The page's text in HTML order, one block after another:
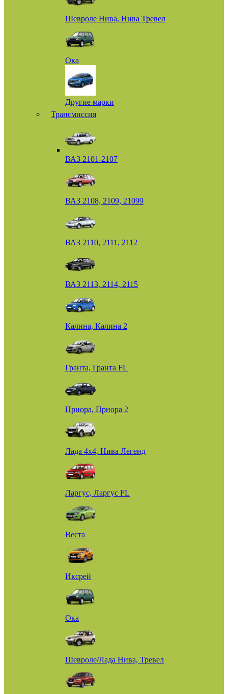
Шевроле Нива, Нива Тревел
Ока
Другие марки
Трансмиссия
ВАЗ 2101-2107
ВАЗ 2108, 2109, 21099
ВАЗ 2110, 2111, 2112
ВАЗ 2113, 2114, 2115
Калина, Калина 2
Гранта, Гранта FL
Приора, Приора 2
Лада 4х4, Нива Легенд
Ларгус, Ларгус FL
Веста
Иксрей
Ока
Шевроле/Лада Нива, Тревел